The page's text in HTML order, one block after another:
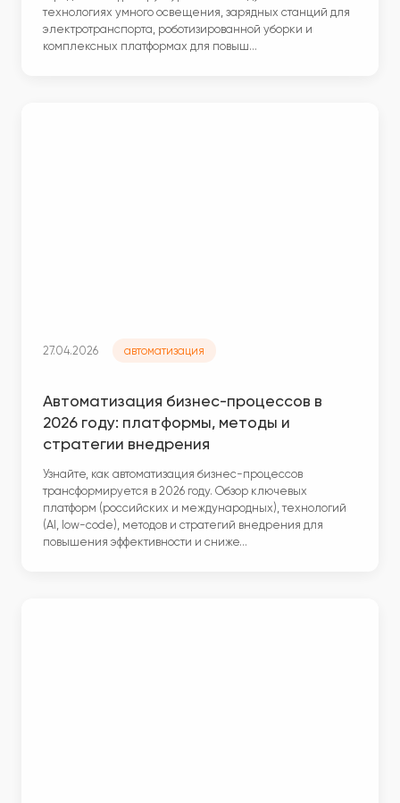
технологиях умного освещения, зарядных станций для
электротранспорта, роботизированной уборки и
комплексных платформах для повыш…
27.04.2026 автоматизация
Автоматизация бизнес-процессов в
2026 году: платформы, методы и
стратегии внедрения
Узнайте, как автоматизация бизнес-процессов
трансформируется в 2026 году. Обзор ключевых
платформ (российских и международных), технологий
(AI, low-code), методов и стратегий внедрения для
повышения эффективности и сниже…